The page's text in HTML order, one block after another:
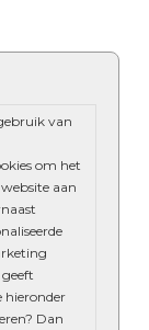
van
om het
aan
hieronder
Dan